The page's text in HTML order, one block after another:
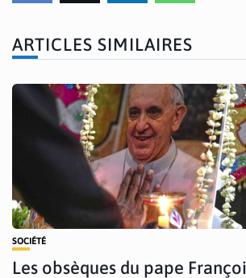
ARTICLES SIMILAIRES
SOCIÉTÉ
Les obsèques du pape